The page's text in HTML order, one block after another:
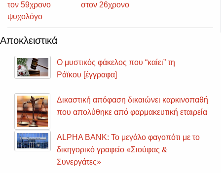
τον 59χρονο
ψυχολόγο
στον 26χρονο
Αποκλειστικά
Ο μυστικός φάκελος που “καίει” τη
Ράϊκου [έγγραφα]
Δικαστική απόφαση δικαιώνει καρκινοπαθή
που απολύθηκε από φαρμακευτική εταιρεία
ALPHA BANK: Το μεγάλο φαγοπότι με το
δικηγορικό γραφείο «Σιούφας &
Συνεργάτες»